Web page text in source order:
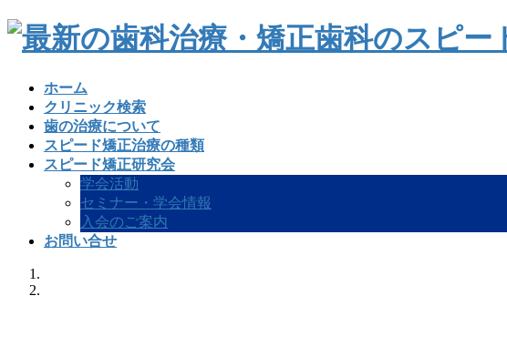
コ
ナ
ホーム
クリニック検索
歯の治療について
スピード矯正治療の種類
スピード矯正研究会
学会活動
セミナー・学会情報
入会のご案内
お問い合せ